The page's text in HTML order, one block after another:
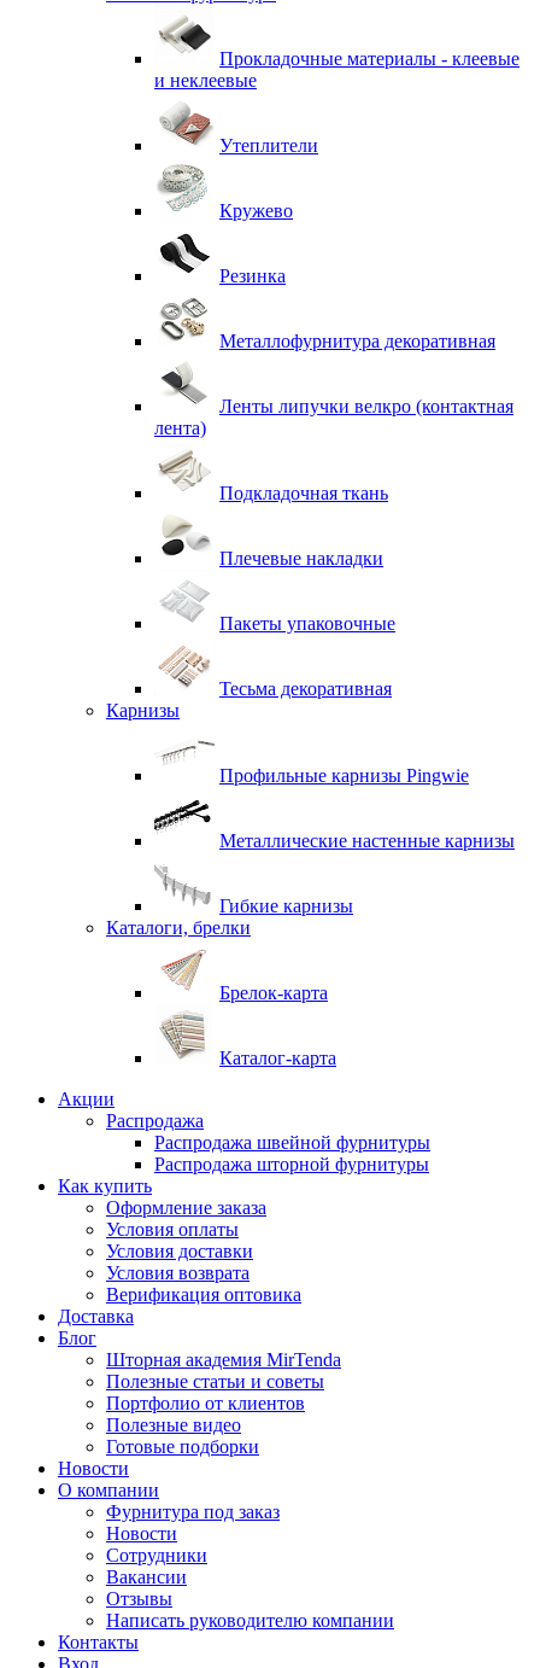
Прокладочные материалы - клеевые
и неклеевые
Утеплители
Кружево
Резинка
Металлофурнитура декоративная
Ленты липучки велкро (контактная
лента)
Подкладочная ткань
Плечевые накладки
Пакеты упаковочные
Тесьма декоративная
Карнизы
Профильные карнизы Pingwie
Металлические настенные карнизы
Гибкие карнизы
Каталоги, брелки
Брелок-карта
Каталог-карта
Акции
Распродажа
Распродажа швейной фурнитуры
Распродажа шторной фурнитуры
Как купить
Оформление заказа
Условия оплаты
Условия доставки
Условия возврата
Верификация оптовика
Доставка
Блог
Шторная академия MirTenda
Полезные статьи и советы
Портфолио от клиентов
Полезные видео
Готовые подборки
Новости
О компании
Фурнитура под заказ
Новости
Сотрудники
Вакансии
Отзывы
Написать руководителю компании
Контакты
Вход